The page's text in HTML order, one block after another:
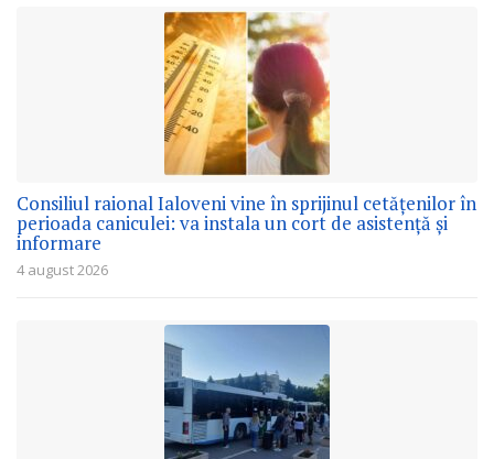
Consiliul raional Ialoveni vine în sprijinul cetățenilor în
perioada caniculei: va instala un cort de asistență și
informare
4 august 2026